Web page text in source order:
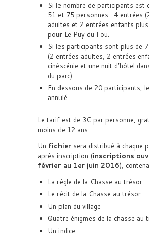
Si le nombre de participants est
51 et 75 personnes : 4 entrées
adultes et 2 entrées enfants plus
pour Le Puy du Fou.
Si les participants sont plus de
(2 entrées adultes, 2 entrées
cinéscénie et une nuit d’hôtel
du parc).
En dessous de 20 participants,
annulé.
Le tarif est de 3€ par personne,
moins de 12 ans.
Un fichier sera distribué à chaque
après inscription (inscriptions
février au 1er juin 2016),
La règle de la Chasse au trésor
Le récit de la Chasse au trésor
Un plan du village
Quatre énigmes de la chasse au
Un indice